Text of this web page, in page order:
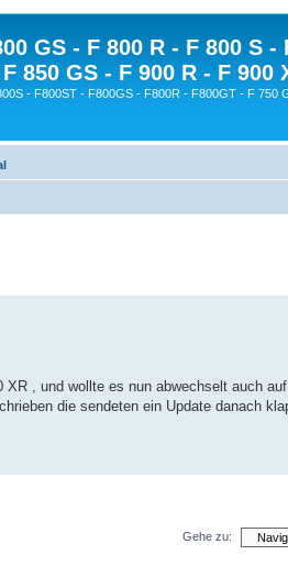
GS - F 800 R - F 800 S -
850 GS - F 900 R - F 900
- F800ST - F800GS - F800R - F800GT - F 750
, und wollte es nun abwechselt auch
die sendeten ein Update danach
Gehe zu: